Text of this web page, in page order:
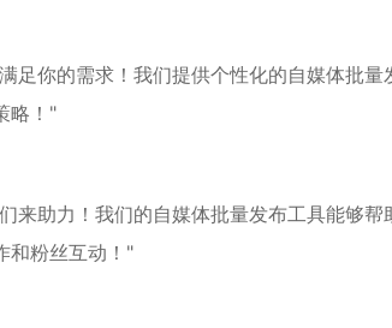
足你的需求！我们提供个性化的自媒体批
略！"
来助力！我们的自媒体批量发布工具能够
和粉丝互动！"